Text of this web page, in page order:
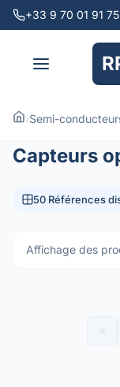
+33 9 70 01 91 75
›Semi-
Capteurs
50 Références
Affichage des